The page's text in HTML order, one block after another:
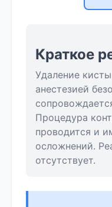
Краткое
Удаление
анестезией
Процедура
проводится и
осложнений.
отсутствует.